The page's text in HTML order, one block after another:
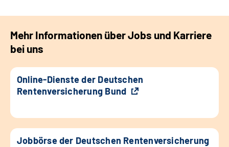
Mehr Informationen über Jobs und Karriere
bei uns
Online-Dienste der Deutschen
Rentenversicherung Bund
Jobbörse der Deutschen Rentenversicherung